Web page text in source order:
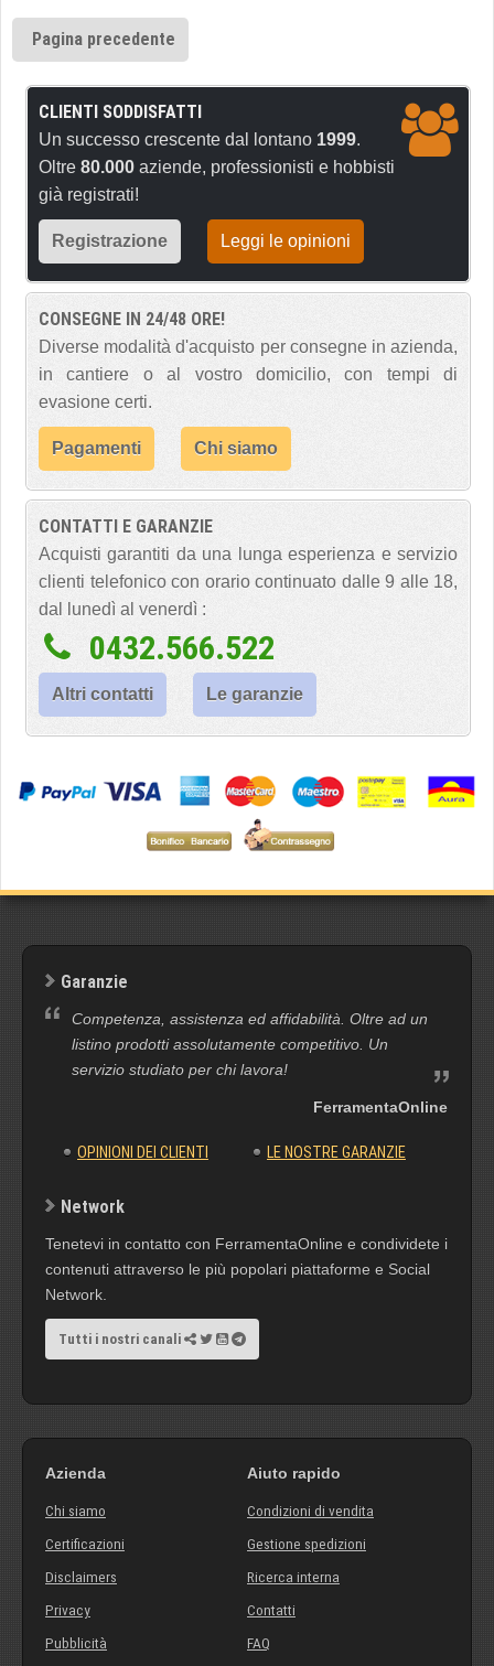
Pagina precedente
CLIENTI SODDISFATTI
Un successo crescente dal lontano 1999.
Oltre 80.000 aziende, professionisti e hobbisti
già registrati!
Registrazione Leggi le opinioni
CONSEGNE IN 24/48 ORE!
Diverse modalità d'acquisto per consegne in azienda,
in cantiere o al vostro domicilio, con tempi di
evasione certi.
Pagamenti Chi siamo
CONTATTI E GARANZIE
Acquisti garantiti da una lunga esperienza e servizio
clienti telefonico con orario continuato dalle 9 alle 18,
dal lunedì al venerdì :
0432.566.522
Altri contatti Le garanzie
Garanzie
Competenza, assistenza ed affidabilità. Oltre ad un
listino prodotti assolutamente competitivo. Un
servizio studiato per chi lavora!
FerramentaOnline
OPINIONI DEI CLIENTI LE NOSTRE GARANZIE
Network
Tenetevi in contatto con FerramentaOnline e condividete i
contenuti attraverso le più popolari piattaforme e Social
Network.
Tutti i nostri canali
Azienda
Chi siamo
Certificazioni
Disclaimers
Privacy
Pubblicità
Aiuto rapido
Condizioni di vendita
Gestione spedizioni
Ricerca interna
Contatti
FAQ